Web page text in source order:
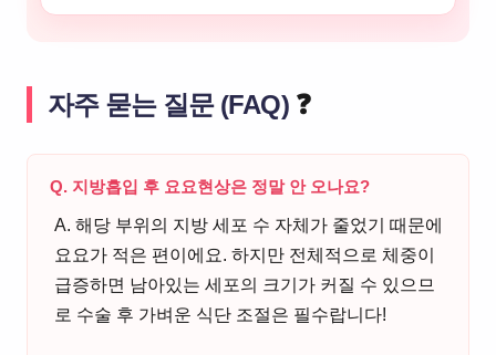
자주 묻는 질문 (FAQ)❓
Q. 지방흡입 후 요요현상은 정말 안 오나요?
A. 해당 부위의 지방 세포 수 자체가 줄었기 때문에
요요가 적은 편이에요. 하지만 전체적으로 체중이
급증하면 남아있는 세포의 크기가 커질 수 있으므
로 수술 후 가벼운 식단 조절은 필수랍니다!